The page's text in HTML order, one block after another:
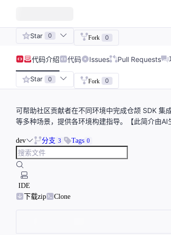
Star 0 Fork 0
代码介绍 代码 Issues Pull Requests
Star 0 Fork 0
可帮助社区贡献者在不同环境中完成仓颉 SDK
等多种场景，提供各环境构建指导。【此简介由AI
dev 分支 3 Tags 0
IDE
下载zip
Clone